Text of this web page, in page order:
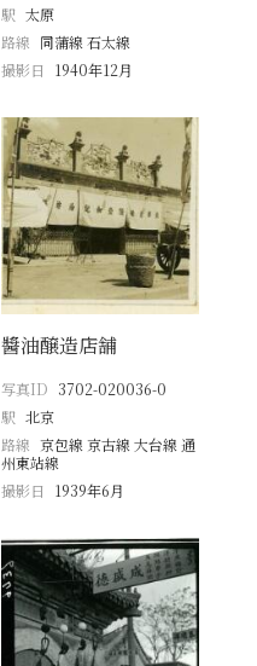
駅 太原
路線 同蒲線 石太線
撮影日
1940年12月
醬油醸造店舗
写真ID 3702-020036-0
駅 北京
路線 京包線 京古線 大台線 通
州東站線
撮影日
1939年6月